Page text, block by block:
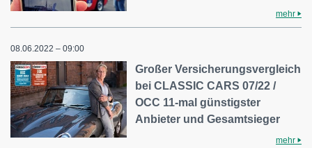
mehr
08.06.2022 – 09:00
Großer Versicherungsvergleich
bei CLASSIC CARS 07/22 /
OCC 11-mal günstigster
Anbieter und Gesamtsieger
mehr